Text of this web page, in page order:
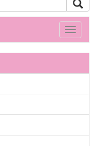
Toggle